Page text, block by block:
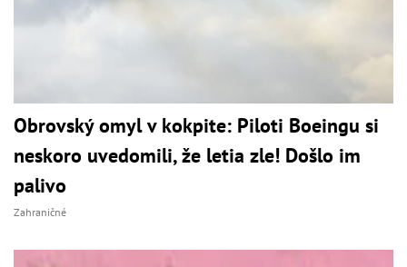
Obrovský omyl v kokpite: Piloti Boeingu si
neskoro uvedomili, že letia zle! Došlo im
palivo
Zahraničné